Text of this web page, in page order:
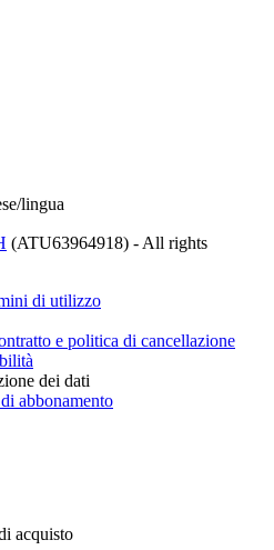
lingua
(ATU63964918) - All rights
di utilizzo
e politica di cancellazione
dei dati
abbonamento
acquisto